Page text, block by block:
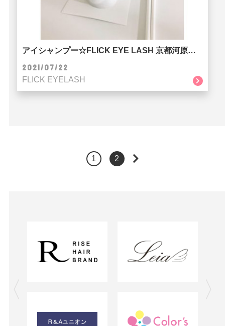
アイシャンプー☆FLICK EYE LASH 京都河原町店
2021/07/22
FLICK EYELASH
1 2